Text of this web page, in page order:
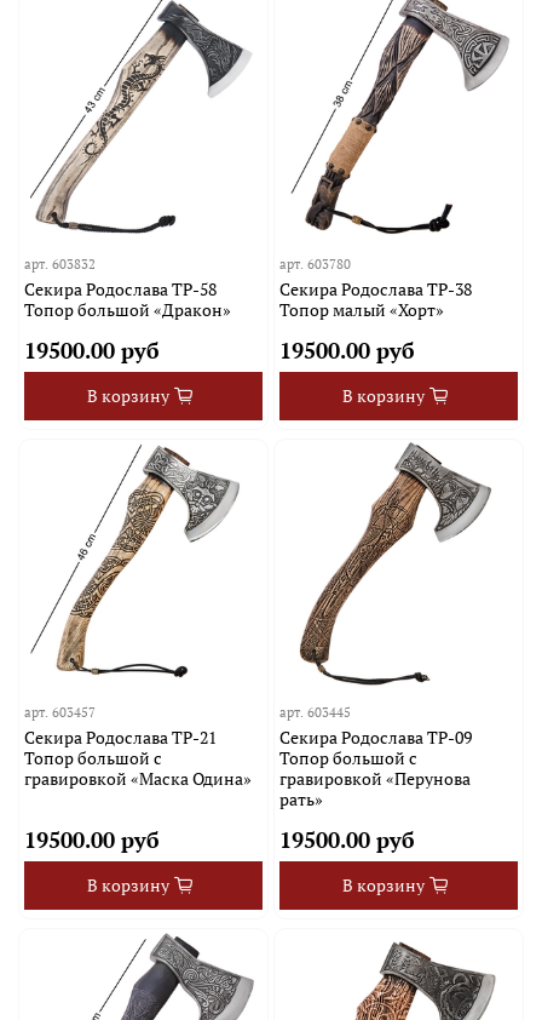
арт.603832
Секира Родослава TP-58
Топор большой «Дракон»
19500.00 руб
В корзину
арт. 603780
Секира Родослава TP-38
Топор малый «Хорт»
19500.00 руб
В корзину
арт.603457
Секира Родослава TP-21
Топор большой с
гравировкой «Маска Одина»
19500.00 руб
В корзину
арт. 603445
Секира Родослава TP-09
Топор большой с
гравировкой «Перунова
рать»
19500.00 руб
В корзину